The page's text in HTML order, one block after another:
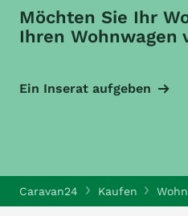
Möchten Sie Ihr
Ihren Wohnwagen
Ein Inserat aufgeben
Caravan24 Kaufen